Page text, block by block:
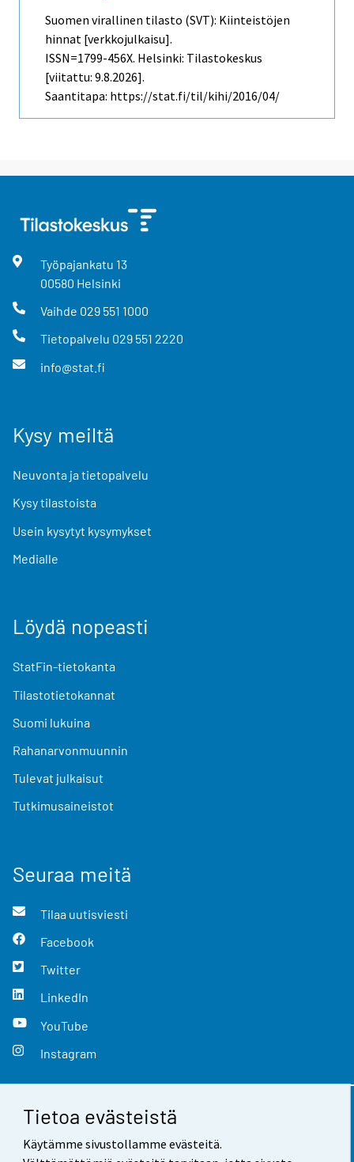
Tietoa evästeistä
Käytämme sivustollamme evästeitä.
Suomen virallinen tilasto (SVT): Kiinteistöjen
hinnat [verkkojulkaisu].
ISSN=1799-456X. Helsinki: Tilastokeskus
[viitattu: 9.8.2026].
Saantitapa: https://stat.fi/til/kihi/2016/04/
Työpajankatu 13
00580 Helsinki
Vaihde 029 551 1000
Tietopalvelu 029 551 2220
info@stat.fi
Kysy meiltä
Neuvonta ja tietopalvelu
Kysy tilastoista
Usein kysytyt kysymykset
Medialle
Löydä nopeasti
StatFin-tietokanta
Tilastotietokannat
Suomi lukuina
Rahanarvonmuunnin
Tulevat julkaisut
Tutkimusaineistot
Seuraa meitä
Tilaa uutisviesti
Facebook
Twitter
LinkedIn
YouTube
Instagram
Yhteystiedot
Palaute